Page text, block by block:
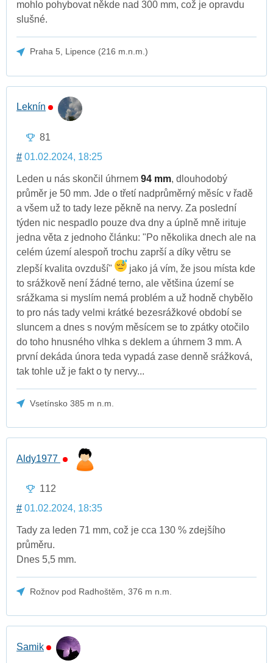
mohlo pohybovat někde nad 300 mm, což je opravdu
slušné.
Praha 5, Lipence (216 m.n.m.)
Leknín
81
# 01.02.2024, 18:25
Leden u nás skončil úhrnem 94 mm, dlouhodobý
průměr je 50 mm. Jde o třetí nadprůměrný měsíc v řadě
a všem už to tady leze pěkně na nervy. Za poslední
týden nic nespadlo pouze dva dny a úplně mně irituje
jedna věta z jednoho článku: "Po několika dnech ale na
celém území alespoň trochu zaprší a díky větru se
zlepší kvalita ovzduší"
jako já vím, že jsou místa kde
to srážkově není žádné terno, ale většina území se
srážkama si myslím nemá problém a už hodně chybělo
to pro nás tady velmi krátké bezesrážkové období se
sluncem a dnes s novým měsícem se to zpátky otočilo
do toho hnusného vlhka s deklem a úhrnem 3 mm. A
první dekáda února teda vypadá zase denně srážková,
tak tohle už je fakt o ty nervy...
Vsetínsko 385 m n.m.
Aldy1977
112
# 01.02.2024, 18:35
Tady za leden 71 mm, což je cca 130 % zdejšího
průměru.
Dnes 5,5 mm.
Rožnov pod Radhoštěm, 376 m n.m.
Samik